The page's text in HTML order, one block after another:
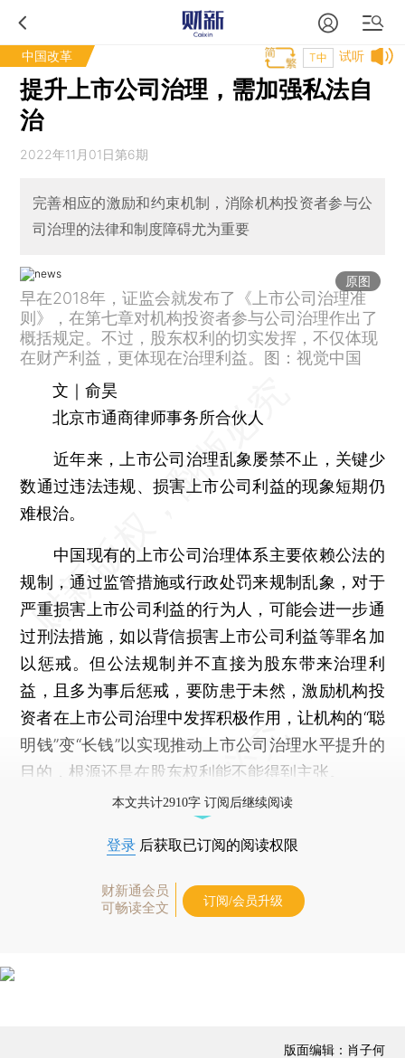
中国改革 试听
T中
提升上市公司治理，需加强私法自
治
2022年11月01日第6期
完善相应的激励和约束机制，消除机构投资者参与公
司治理的法律和制度障碍尤为重要
原图
早在2018年，证监会就发布了《上市公司治理准
则》，在第七章对机构投资者参与公司治理作出了
概括规定。不过，股东权利的切实发挥，不仅体现
在财产利益，更体现在治理利益。图：视觉中国
文｜俞昊
北京市通商律师事务所合伙人
近年来，上市公司治理乱象屡禁不止，关键少
数通过违法违规、损害上市公司利益的现象短期仍
难根治。
中国现有的上市公司治理体系主要依赖公法的
规制，通过监管措施或行政处罚来规制乱象，对于
严重损害上市公司利益的行为人，可能会进一步通
过刑法措施，如以背信损害上市公司利益等罪名加
以惩戒。但公法规制并不直接为股东带来治理利
益，且多为事后惩戒，要防患于未然，激励机构投
资者在上市公司治理中发挥积极作用，让机构的“聪
明钱”变“长钱”以实现推动上市公司治理水平提升的
目的，根源还是在股东权利能不能得到主张。
本文共计2910字 订阅后继续阅读
登录 后获取已订阅的阅读权限
财新通会员
可畅读全文
订阅/会员升级
版面编辑：肖子何